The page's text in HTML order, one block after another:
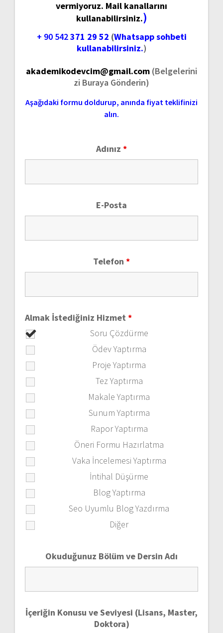
vermiyoruz. Mail kanallarını
kullanabilirsiniz.)
+ 90 542371 29 52 (Whatsapp sohbeti
kullanabilirsiniz.)
akademikodevcim@gmail.com (Belgelerini
zi Buraya Gönderin)
Aşağıdaki formu doldurup, anında fiyat teklifinizi
alın.
Adınız *
E-Posta
Telefon *
Almak İstediğiniz Hizmet *
Soru Çözdürme
Ödev Yaptırma
Proje Yaptırma
Tez Yaptırma
Makale Yaptırma
Sunum Yaptırma
Rapor Yaptırma
Öneri Formu Hazırlatma
Vaka İncelemesi Yaptırma
İntihal Düşürme
Blog Yaptırma
Seo Uyumlu Blog Yazdırma
Diğer
Okuduğunuz Bölüm ve Dersin Adı
İçeriğin Konusu ve Seviyesi (Lisans, Master,
Doktora)